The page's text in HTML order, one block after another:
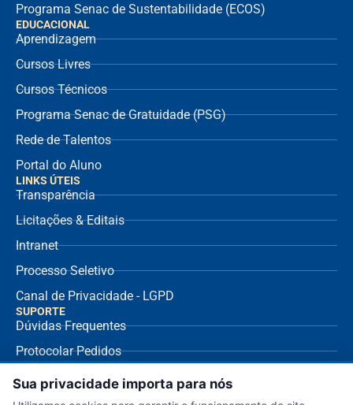
Programa Senac de Sustentabilidade (ECOS)
EDUCACIONAL
Aprendizagem
Cursos Livres
Cursos Técnicos
Programa Senac de Gratuidade (PSG)
Rede de Talentos
Portal do Aluno
LINKS ÚTEIS
Transparência
Licitações & Editais
Intranet
Processo Seletivo
Canal de Privacidade - LGPD
SUPORTE
Dúvidas Frequentes
Protocolar Pedidos
Envio de NF Fornecedor
Ouvidoria
Sua privacidade importa para nós